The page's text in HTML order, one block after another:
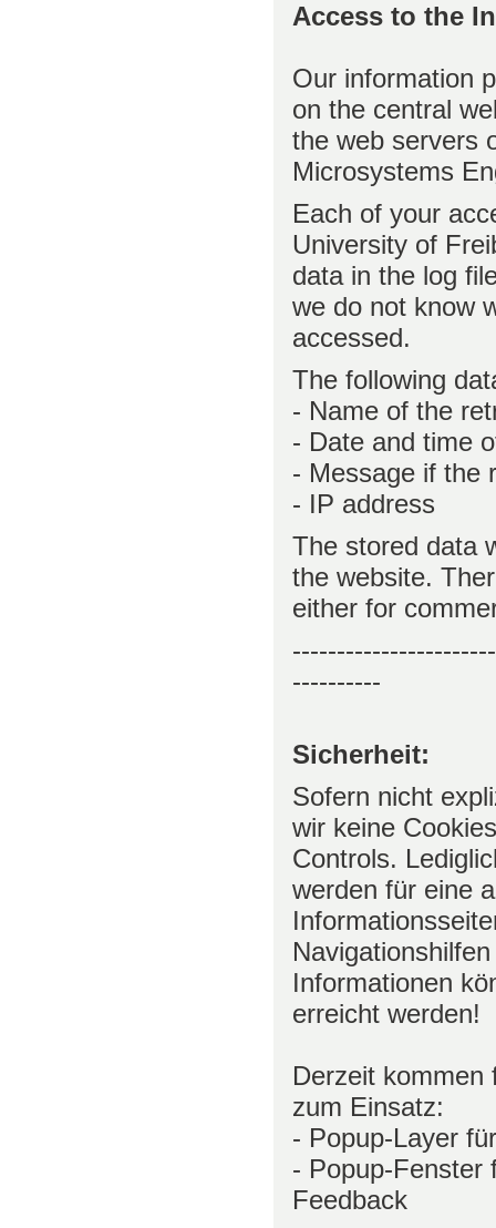
Access to the
Our information
on the central
the web servers
Microsystems
Each of your
University of
data in the log
we do not know
accessed.
The following
- Name of the
- Date and time
- Message if the
- IP address
The stored data
the website.
either for
----------
Sicherheit:
Sofern nicht
wir keine
Controls.
werden für eine
Informationen
erreicht werden!
Derzeit kommen
zum Einsatz:
- Popup-Layer
- Popup-Fenster
Feedback